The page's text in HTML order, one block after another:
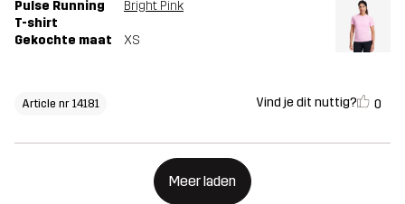
Pulse Running
T-shirt
Bright Pink
Gekochte maat XS
Article nr 14181 Vind je dit nuttig? 0
Meer laden